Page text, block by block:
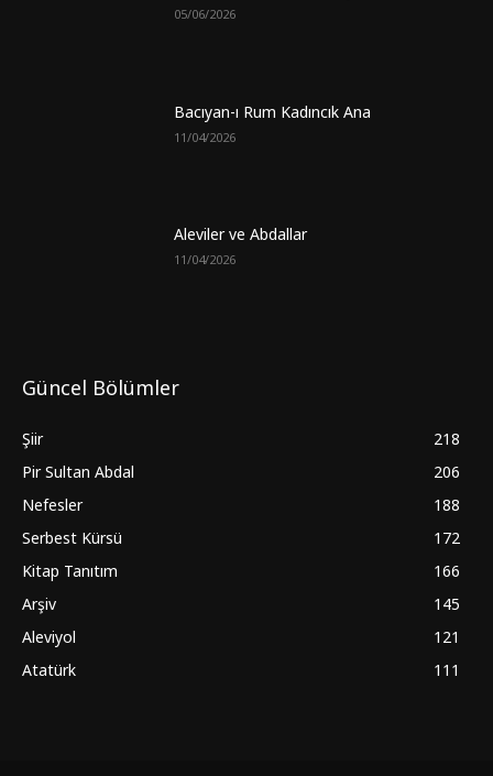
05/06/2026
Bacıyan-ı Rum Kadıncık Ana
11/04/2026
Aleviler ve Abdallar
11/04/2026
Güncel Bölümler
Şiir
218
Pir Sultan Abdal
206
Nefesler
188
Serbest Kürsü
172
Kitap Tanıtım
166
Arşiv
145
Aleviyol
121
Atatürk
111